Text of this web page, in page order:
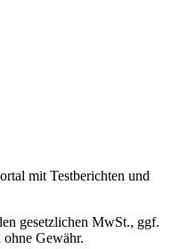
mit Testberichten und
gesetzlichen MwSt., ggf.
Gewähr.